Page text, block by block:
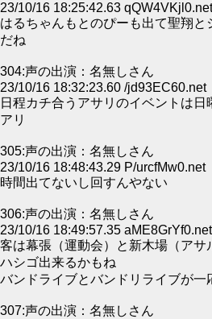
23/10/16 18:25:42.63 qQW4VKjl0.net
はるちゃんもとのぴーも出て聖翔
だね
304:声の出演：名無しさん
23/10/16 18:32:23.60 /jd93EC60.net
日程カチ合うアサリのイベントは日
アリ
305:声の出演：名無しさん
23/10/16 18:48:43.29 P/urcfMw0.net
時間出てないし回すんやない
306:声の出演：名無しさん
23/10/16 18:49:57.35 aME8GrYf0.net
客は幕張（運動会）と新木場（アサ
ハシゴ出来るかもね
バンドライブとバンドリライブが一
307:声の出演：名無しさん